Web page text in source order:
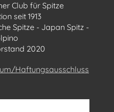
Club für Spitze
seit 1913
Spitze - Japan Spitz -
2020
Haftungsausschluss